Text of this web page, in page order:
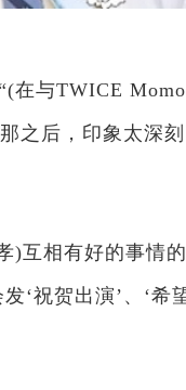
在与TWICE
之后，印象太深
)互相有好的事情
‘祝贺出演’、‘希